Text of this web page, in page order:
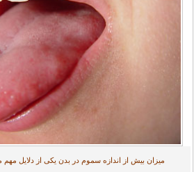
میزان بیش از اندازه سموم در بدن یکی از دلایل